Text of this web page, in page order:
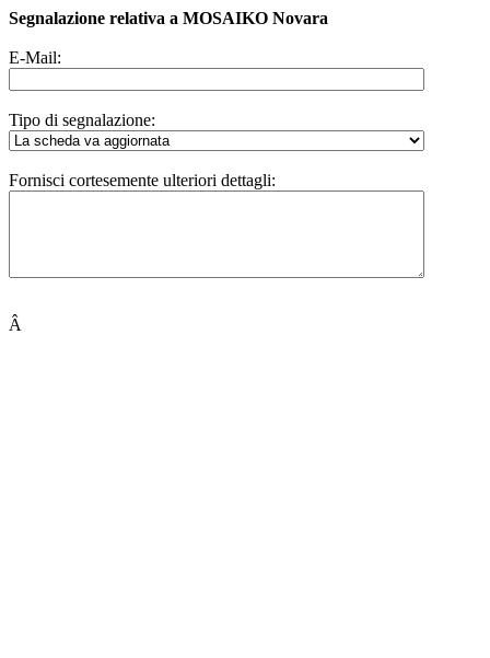
Segnalazione relativa a MOSAIKO Novara
E-Mail:
Tipo di segnalazione:
Fornisci cortesemente ulteriori dettagli:
Â